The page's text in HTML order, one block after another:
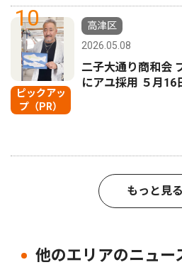
10
ピックアッ
プ（PR）
高津区
2026.05.08
二子大通り商和会
にアユ採用 ５月16
もっと見る
他のエリアのニュー